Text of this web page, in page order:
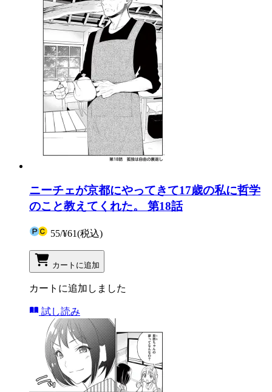
ニーチェが京都にやってきて17歳の私に哲学
のこと教えてくれた。 第18話
55/¥61(税込)
カートに追加
カートに追加しました
試し読み